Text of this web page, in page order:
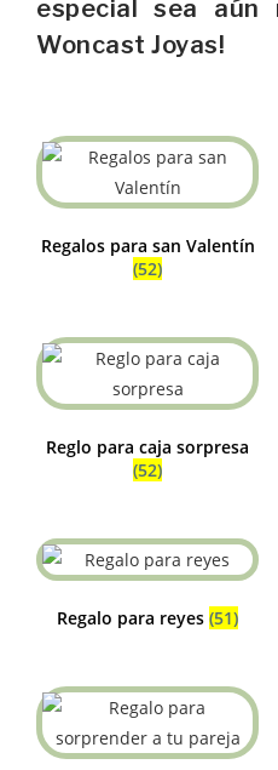
especial sea aún
Woncast Joyas!
Regalos para san Valentín
(52)
Reglo para caja sorpresa
(52)
Regalo para reyes (51)